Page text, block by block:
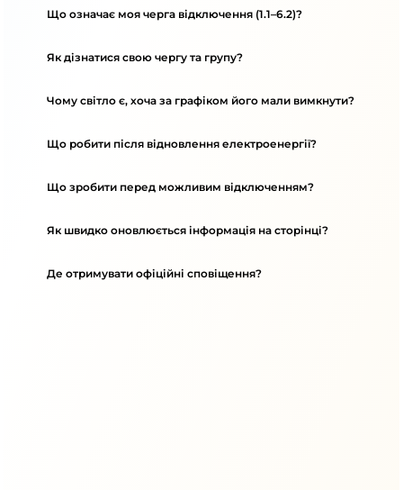
Що означає моя черга відключення (1.1–6.2)?
Як дізнатися свою чергу та групу?
Чому світло є, хоча за графіком його мали вимкнути?
Що робити після відновлення електроенергії?
Що зробити перед можливим відключенням?
Як швидко оновлюється інформація на сторінці?
Де отримувати офіційні сповіщення?